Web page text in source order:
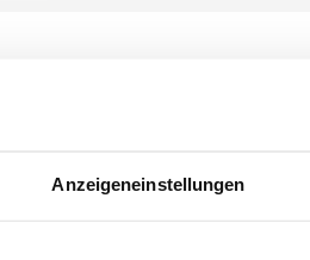
Anzeigeneinstellungen